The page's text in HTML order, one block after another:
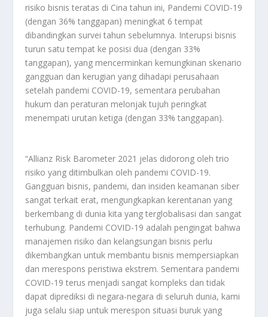
risiko bisnis teratas di Cina tahun ini, Pandemi COVID-19
(dengan 36% tanggapan) meningkat 6 tempat
dibandingkan survei tahun sebelumnya. Interupsi bisnis
turun satu tempat ke posisi dua (dengan 33%
tanggapan), yang mencerminkan kemungkinan skenario
gangguan dan kerugian yang dihadapi perusahaan
setelah pandemi COVID-19, sementara perubahan
hukum dan peraturan melonjak tujuh peringkat
menempati urutan ketiga (dengan 33% tanggapan).
“Allianz Risk Barometer 2021 jelas didorong oleh trio
risiko yang ditimbulkan oleh pandemi COVID-19.
Gangguan bisnis, pandemi, dan insiden keamanan siber
sangat terkait erat, mengungkapkan kerentanan yang
berkembang di dunia kita yang terglobalisasi dan sangat
terhubung. Pandemi COVID-19 adalah pengingat bahwa
manajemen risiko dan kelangsungan bisnis perlu
dikembangkan untuk membantu bisnis mempersiapkan
dan merespons peristiwa ekstrem. Sementara pandemi
COVID-19 terus menjadi sangat kompleks dan tidak
dapat diprediksi di negara-negara di seluruh dunia, kami
juga selalu siap untuk merespon situasi buruk yang